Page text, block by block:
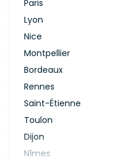
Paris
Lyon
Nice
Montpellier
Bordeaux
Rennes
Saint-Étienne
Toulon
Dijon
Nîmes